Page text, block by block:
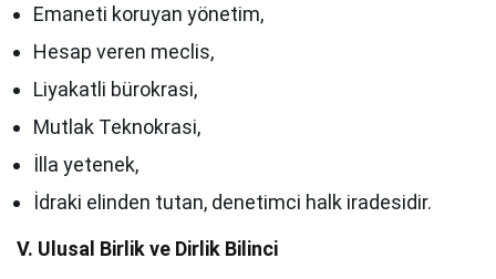
Emaneti koruyan yönetim,
Hesap veren meclis,
Liyakatli bürokrasi,
Mutlak Teknokrasi,
İlla yetenek,
İdraki elinden tutan, denetimci halk iradesidir.
V. Ulusal Birlik ve Dirlik Bilinci